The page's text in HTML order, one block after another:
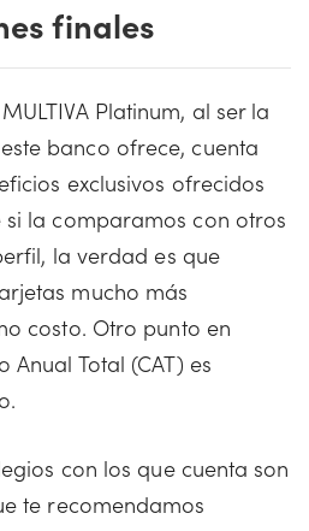
finales
Platinum, al ser la
banco ofrece, cuenta
exclusivos ofrecidos
la comparamos con otros
la verdad es que
mucho más
costo. Otro punto en
Total (CAT) es
con los que cuenta son
te recomendamos